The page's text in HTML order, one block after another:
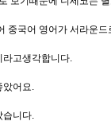
중국어 영어가 서라운드
라고생각합니다.
았어요.
습니다.